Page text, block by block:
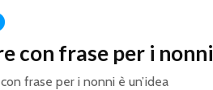
con frase per i nonni
frase per i nonni è un’idea